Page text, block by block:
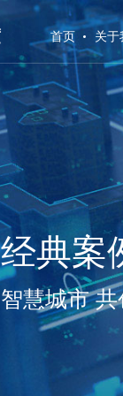
首页
(current)
关于
经典案
智慧城市